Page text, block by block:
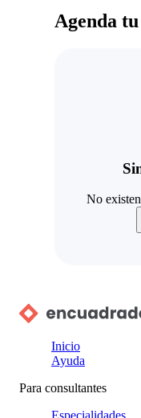
Agenda
No
Inicio
Ayuda
Para consultantes